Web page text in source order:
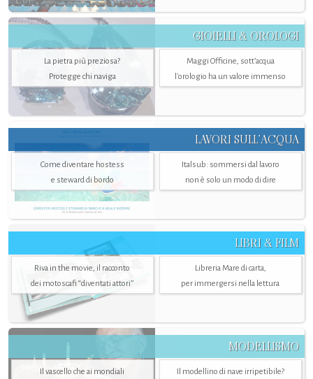
GIOIELLI & OROLOGI
La pietra più preziosa?
Protegge chi naviga
Maggi Officine, sott’acqua
l'orologio ha un valore immenso
LAVORI SULL’ACQUA
Come diventare hostess
e steward di bordo
Italsub: sommersi dal lavoro
non è solo un modo di dire
LIBRI & FILM
Riva in the movie, il racconto
dei motoscafi “diventati attori”
Libreria Mare di carta,
per immergersi nella lettura
MODELLISMO
Il vascello che ai mondiali
Il modellino di nave irripetibile?